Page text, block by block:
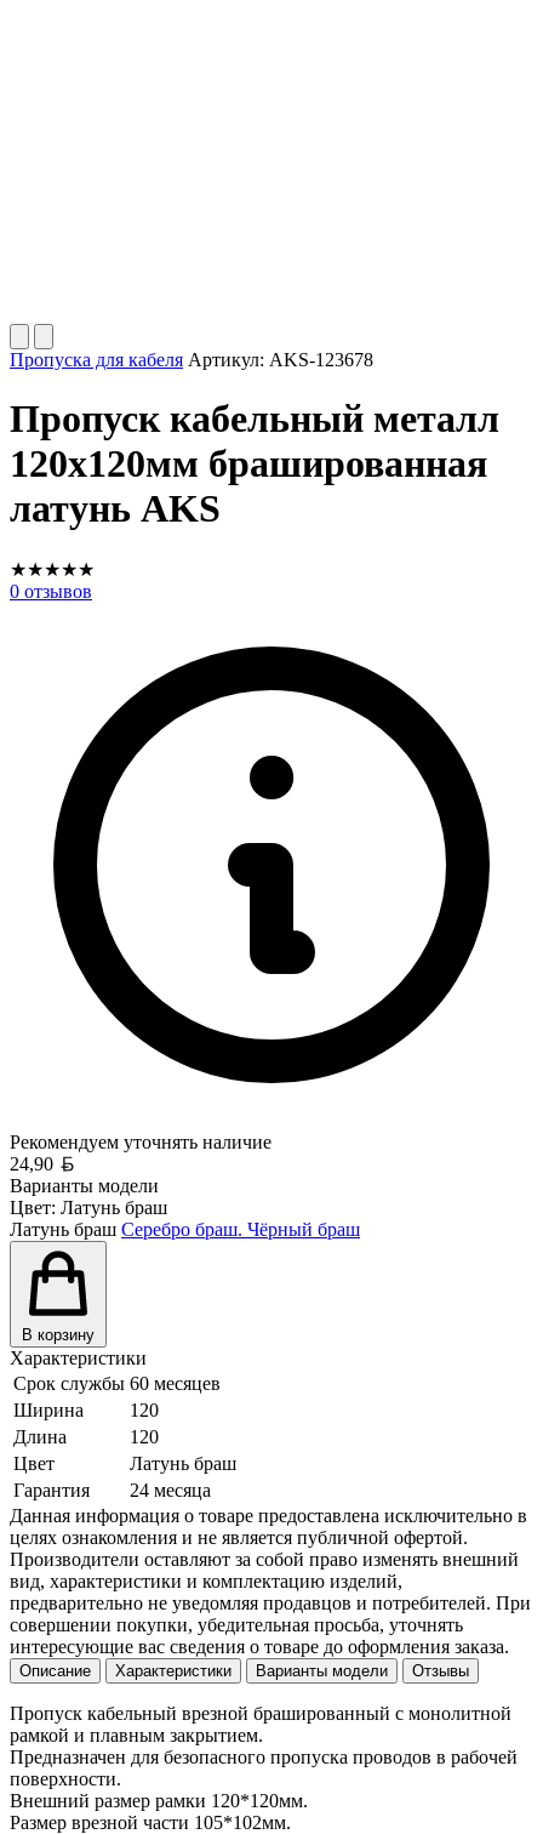
Пропуска для кабеля Артикул: AKS-123678
Пропуск кабельный металл
120х120мм брашированная
латунь AKS
★★★★★
0 отзывов
Рекомендуем уточнять наличие
24,90
Варианты модели
Цвет: Латунь браш
Латунь браш Серебро браш. Чёрный браш
В корзину
Характеристики
Срок службы 60 месяцев
Ширина
120
Длина
120
Цвет
Латунь браш
Гарантия
24 месяца
Данная информация о товаре предоставлена исключительно в
целях ознакомления и не является публичной офертой.
Производители оставляют за собой право изменять внешний
вид, характеристики и комплектацию изделий,
предварительно не уведомляя продавцов и потребителей. При
совершении покупки, убедительная просьба, уточнять
интересующие вас сведения о товаре до оформления заказа.
Описание Характеристики Варианты модели Отзывы
Пропуск кабельный врезной брашированный с монолитной
рамкой и плавным закрытием.
Предназначен для безопасного пропуска проводов в рабочей
поверхности.
Внешний размер рамки 120*120мм.
Размер врезной части 105*102мм.